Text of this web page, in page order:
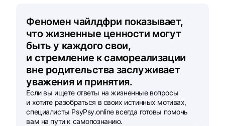
Феномен чайлдфри показывает,
что жизненные ценности могут
быть у каждого свои,
и стремление к самореализации
вне родительства заслуживает
уважения и принятия.
Если вы ищете ответы на жизненные вопросы
и хотите разобраться в своих истинных мотивах,
специалисты PsyPsy.online всегда готовы помочь
вам на пути к самопознанию.